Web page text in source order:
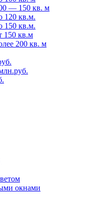
— 150 кв. м
120 кв.м.
150 кв.м.
150 кв.м
200 кв. м
окнами